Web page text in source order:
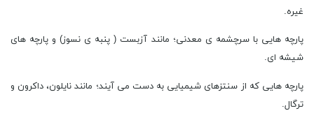
غیره.
پارچه ‌هایی با سرچشمه ی معدنی؛ مانند آزبست ( پنبه ی نسوز) و پارچه ‌های
شیشه ‌ای.
پارچه ‌هایی که از سنتزهای شیمیایی به دست می ‌آیند؛ مانند نایلون، داکرون و
ترگال.